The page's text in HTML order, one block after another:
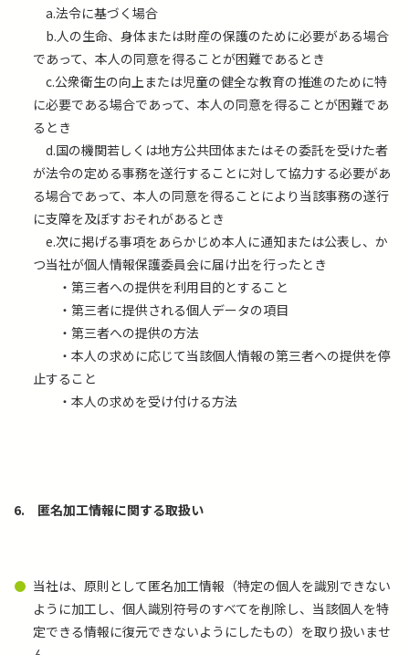
a.法令に基づく場合
b.人の生命、身体または財産の保護のために必要がある場合
であって、本人の同意を得ることが困難であるとき
c.公衆衛生の向上または児童の健全な教育の推進のために特
に必要である場合であって、本人の同意を得ることが困難であ
るとき
d.国の機関若しくは地方公共団体またはその委託を受けた者
が法令の定める事務を遂行することに対して協力する必要があ
る場合であって、本人の同意を得ることにより当該事務の遂行
に支障を及ぼすおそれがあるとき
e.次に掲げる事項をあらかじめ本人に通知または公表し、か
つ当社が個人情報保護委員会に届け出を行ったとき
・第三者への提供を利用目的とすること
・第三者に提供される個人データの項目
・第三者への提供の方法
・本人の求めに応じて当該個人情報の第三者への提供を停
止すること
・本人の求めを受け付ける方法
6. 匿名加工情報に関する取扱い
当社は、原則として匿名加工情報（特定の個人を識別できない
ように加工し、個人識別符号のすべてを削除し、当該個人を特
定できる情報に復元できないようにしたもの）を取り扱いませ